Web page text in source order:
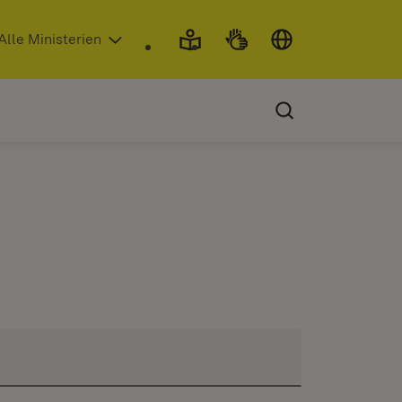
neuem Fenster)
Ministerien